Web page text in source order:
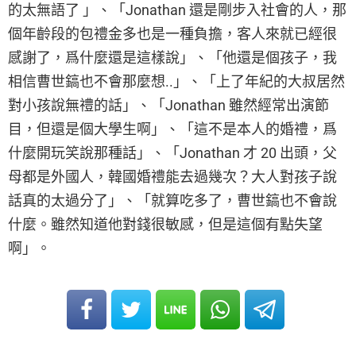
的太無語了 」、「Jonathan 還是剛步入社會的人，那
個年齡段的包禮金多也是一種負擔，客人來就已經很
感謝了，爲什麼還是這樣說」、「他還是個孩子，我
相信曹世鎬也不會那麼想..」、「上了年紀的大叔居然
對小孩說無禮的話」、「Jonathan 雖然經常出演節
目，但還是個大學生啊」、「這不是本人的婚禮，爲
什麼開玩笑說那種話」、「Jonathan 才 20 出頭，父
母都是外國人，韓國婚禮能去過幾次？大人對孩子說
話真的太過分了」、「就算吃多了，曹世鎬也不會說
什麼。雖然知道他對錢很敏感，但是這個有點失望
啊」。